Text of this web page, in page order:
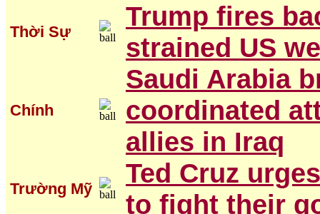
Thời Sự
Trump fires
strained US
Chính
Saudi Arabia
coordinated
allies in Iraq
Trường Mỹ
Ted Cruz
to fight their